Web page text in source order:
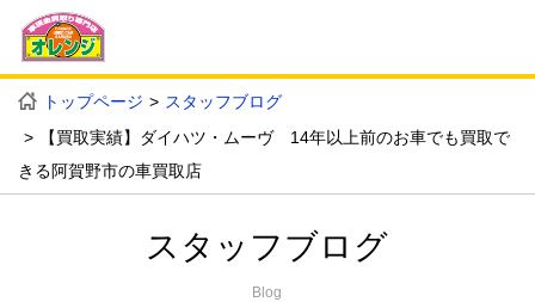
トップページ
スタッフブログ
【買取実績】ダイハツ・ムーヴ 14年以上前のお車でも買取で
きる阿賀野市の車買取店
スタッフブログ
Blog